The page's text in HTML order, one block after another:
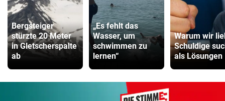
Bergsteiger
stürzte 20 Meter
in Gletscherspalte
ab
„Es fehlt das
Wasser, um
schwimmen zu
lernen“
Warum wir
Schuldige
als Lösungen